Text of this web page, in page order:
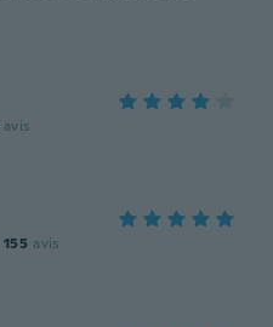
avis
155 avis